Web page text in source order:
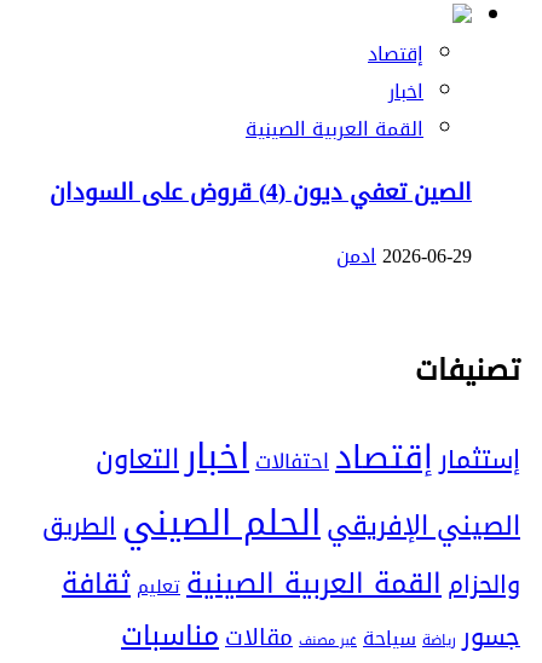
إقتصاد
اخبار
القمة العربية الصينية
الصين تعفي ديون (4) قروض على السودان
2026-06-29ادمن
تصنيفات
إستثمارإقتصاداحتفالاتاخبارالتعاون
الصيني الإفريقيالحلم الصينيالطريق
والحزامالقمة العربية الصينيةتعليم ثقافة
جسور رياضة سياحة غير مصنف مقالاتمناسبات